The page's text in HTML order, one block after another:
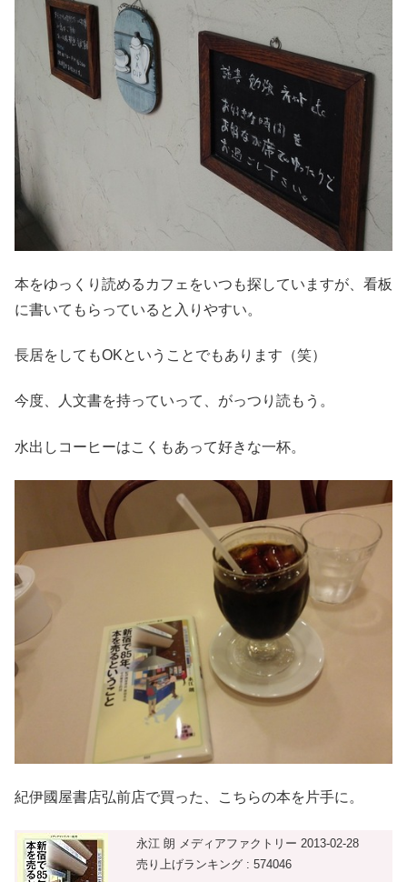
本をゆっくり読めるカフェをいつも探していますが、看板
に書いてもらっていると入りやすい。
長居をしてもOKということでもあります（笑）
今度、人文書を持っていって、がっつり読もう。
水出しコーヒーはこくもあって好きな一杯。
紀伊國屋書店弘前店で買った、こちらの本を片手に。
永江 朗 メディアファクトリー 2013-02-28
売り上げランキング : 574046